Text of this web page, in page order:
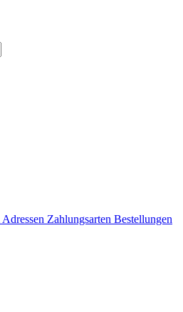
Adressen Zahlungsarten Bestellungen